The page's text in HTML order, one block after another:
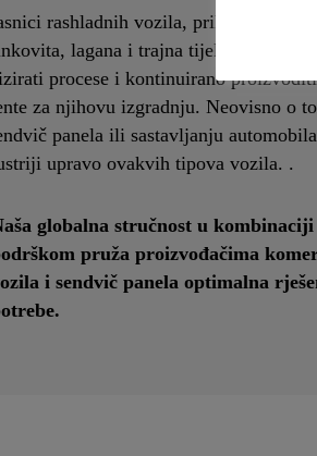
rashladnih vozila, prikolica i
lagana i trajna tijela vozila.
procese i kontinuirano
za njihovu izgradnju. Neovisno o
panela ili sastavljanju
upravo ovakvih tipova vozila. .
globalna stručnost u
pruža proizvođačima
i sendvič panela optimalna